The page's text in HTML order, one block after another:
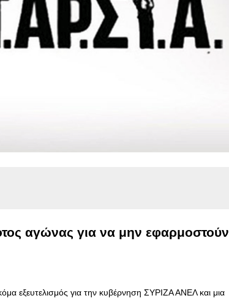
αγώνας για να μην εφαρμοστούν
εξευτελισμός για την κυβέρνηση ΣΥΡΙΖΑ ΑΝΕΛ και μια